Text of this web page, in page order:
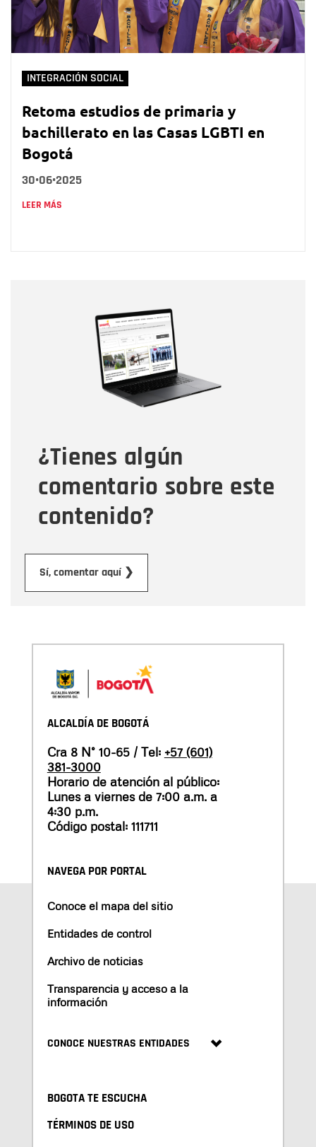
INTEGRACIÓN SOCIAL
Retoma estudios de primaria y
bachillerato en las Casas LGBTI en
Bogotá
30•06•2025
LEER MÁS
¿Tienes algún
comentario sobre este
contenido?
Sí, comentar aquí ❯
Correo electrónico
Tipo de comentario
Mensaje
ALCALDÍA DE BOGOTÁ
Cra 8 N° 10-65 / Tel: +57 (601)
381-3000
Horario de atención al público:
Lunes a viernes de 7:00 a.m. a
4:30 p.m.
Código postal: 111711
NAVEGA POR PORTAL
Conoce el mapa del sitio
Entidades de control
Archivo de noticias
Transparencia y acceso a la
información
CONOCE NUESTRAS ENTIDADES
BOGOTA TE ESCUCHA
TÉRMINOS DE USO